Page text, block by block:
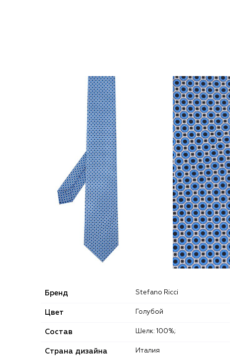
Бренд Stefano Ricci
Цвет Голубой
Состав Шелк: 100%;
Страна дизайна Италия